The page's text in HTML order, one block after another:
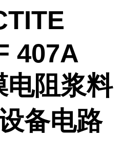
407A
电阻浆料
备电路